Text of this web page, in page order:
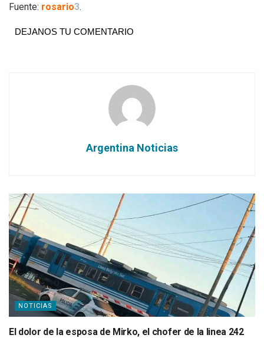
Fuente: rosario3.
DEJANOS TU COMENTARIO
Argentina Noticias
NOTICIAS
El dolor de la esposa de Mirko, el chofer de la linea 242